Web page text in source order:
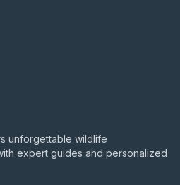
unforgettable wildlife
expert guides and personalized